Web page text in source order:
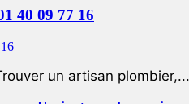
40 09 77 16
un artisan plombier,...